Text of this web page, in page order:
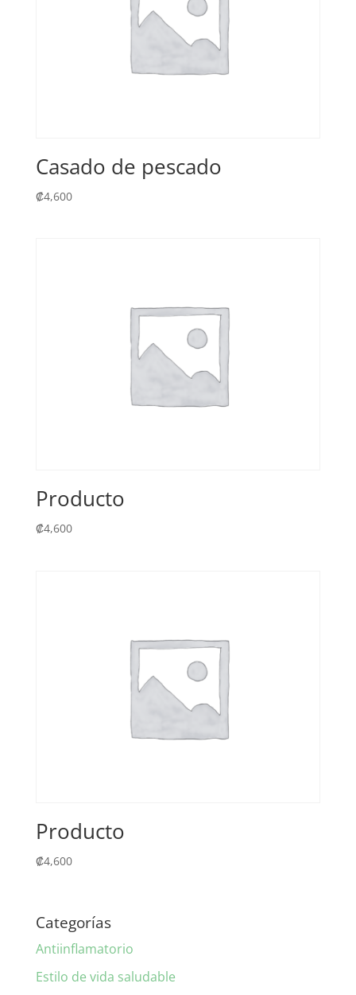
Casado de pescado
₡4,600
Producto
₡4,600
Producto
₡4,600
Categorías
Antiinflamatorio
Estilo de vida saludable